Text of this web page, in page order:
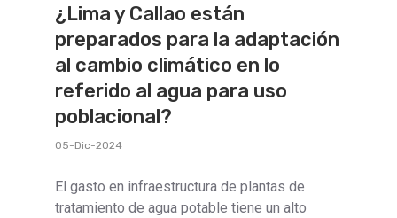
¿Lima y Callao están
preparados para la adaptación
al cambio climático en lo
referido al agua para uso
poblacional?
05-Dic-2024
El gasto en infraestructura de plantas de
tratamiento de agua potable tiene un alto